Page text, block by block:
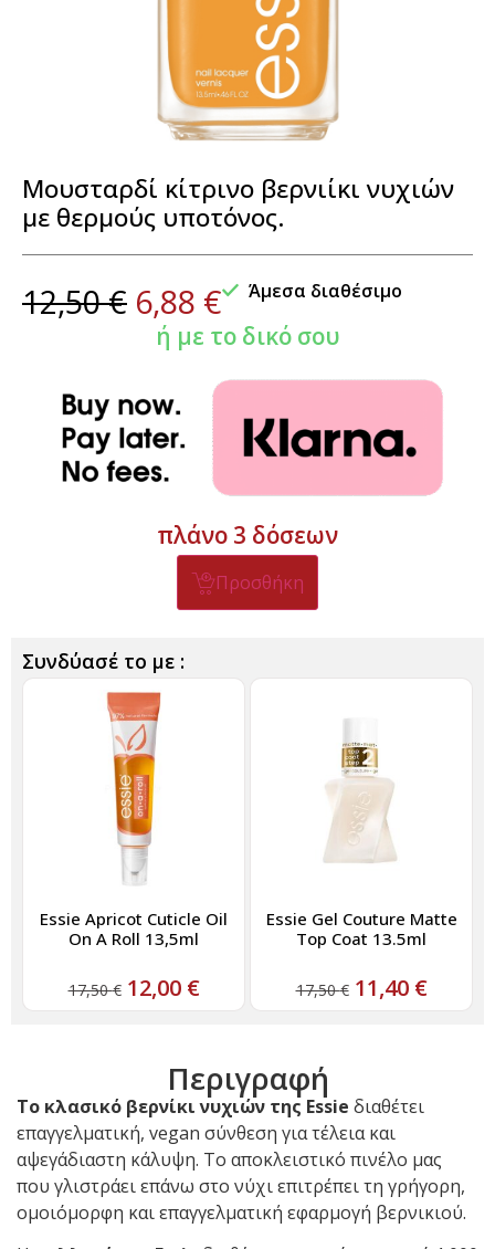
Μουσταρδί κίτρινο βερνιίκι νυχιών
με θερμούς υποτόνος.
12,50€ 6,88 € Άμεσα διαθέσιμο
ή με το δικό σου
πλάνο 3 δόσεων
Προσθήκη
Συνδύασέ το με :
Essie Apricot Cuticle Oil
On A Roll 13,5ml
17,50€ 12,00 €
Essie Gel Couture Matte
Top Coat 13.5ml
17,50€ 11,40 €
Περιγραφή
Το κλασικό βερνίκι νυχιών της Essie διαθέτει
επαγγελματική, vegan σύνθεση για τέλεια και
αψεγάδιαστη κάλυψη. Το αποκλειστικό πινέλο μας
που γλιστράει επάνω στο νύχι επιτρέπει τη γρήγορη,
ομοιόμορφη και επαγγελματική εφαρμογή βερνικιού.